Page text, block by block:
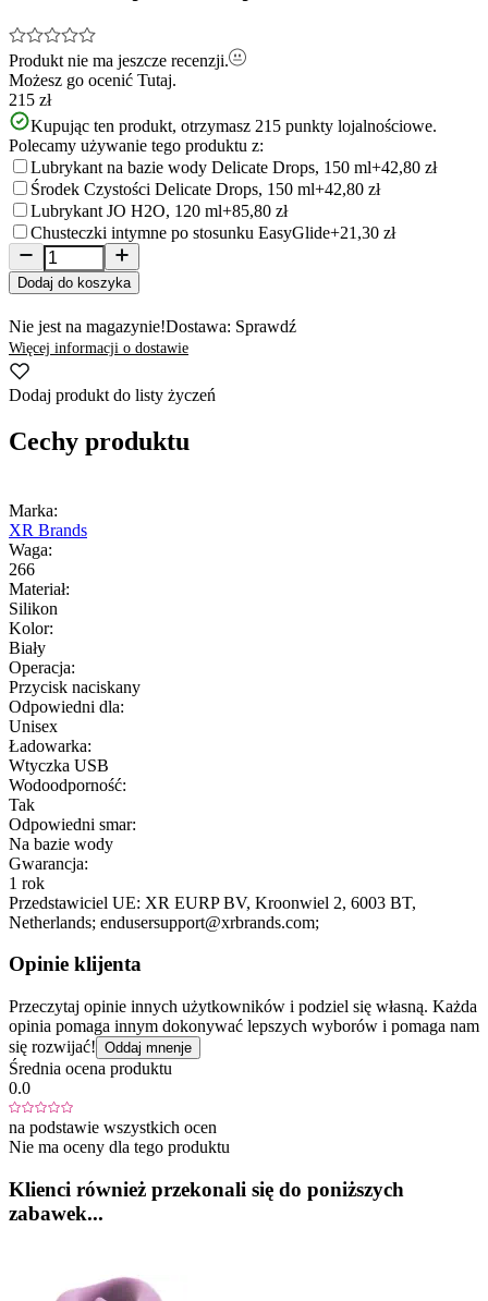
Produkt nie ma jeszcze recenzji.
Możesz go ocenić Tutaj.
215 zł
Kupując ten produkt, otrzymasz 215 punkty lojalnościowe.
Polecamy używanie tego produktu z:
Lubrykant na bazie wody Delicate Drops, 150 ml+42,80 zł
Środek Czystości Delicate Drops, 150 ml+42,80 zł
Lubrykant JO H2O, 120 ml+85,80 zł
Chusteczki intymne po stosunku EasyGlide+21,30 zł
Dodaj do koszyka
Nie jest na magazynie!Dostawa: Sprawdź
Więcej informacji o dostawie
Dodaj produkt do listy życzeń
Cechy produktu
Marka:
XR Brands
Waga:
266
Materiał:
Silikon
Kolor:
Biały
Operacja:
Przycisk naciskany
Odpowiedni dla:
Unisex
Ładowarka:
Wtyczka USB
Wodoodporność:
Tak
Odpowiedni smar:
Na bazie wody
Gwarancja:
1 rok
Przedstawiciel UE: XR EURP BV, Kroonwiel 2, 6003 BT,
Netherlands; endusersupport@xrbrands.com;
Opinie klijenta
Przeczytaj opinie innych użytkowników i podziel się własną. Każda
opinia pomaga innym dokonywać lepszych wyborów i pomaga nam
się rozwijać! Oddaj mnenje
Średnia ocena produktu
0.0
na podstawie wszystkich ocen
Nie ma oceny dla tego produktu
Klienci również przekonali się do poniższych
zabawek...